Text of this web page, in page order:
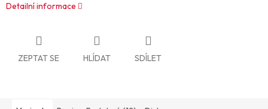
Detailní informace
ZEPTAT SE HLÍDAT SDÍLET